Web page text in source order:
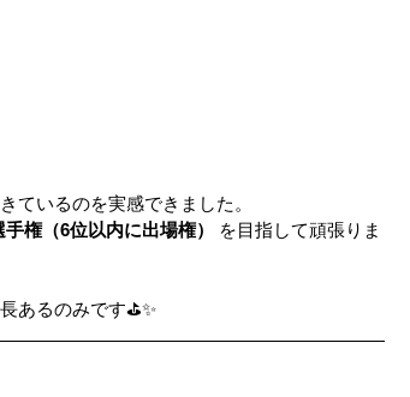
ているのを実感できました。
権（6位以内に出場権）
を目指して頑張りま
あるのみです⛳️✨